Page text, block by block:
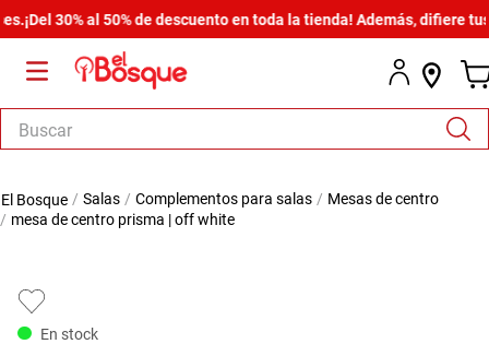
30% al 50% de descuento en toda la tienda! Además, difiere tus
Buscar
salas complementos para salas
mesas de centro
mesa de centro prisma | off white
En stock
1.
salas
.